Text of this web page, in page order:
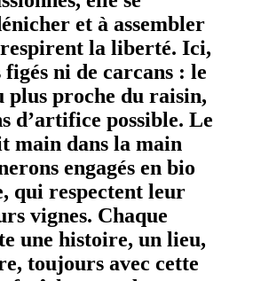
et à assembler
la liberté. Ici,
figés ni de carcans : le
plus proche du raisin,
d’artifice possible. Le
main dans la main
engagés en bio
qui respectent leur
vignes. Chaque
une histoire, un lieu,
toujours avec cette